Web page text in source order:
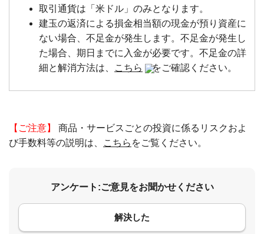
取引通貨は「米ドル」のみとなります。
建玉の返済による損金相当額の現金が預り資産に
ない場合、不足金が発生します。不足金が発生し
た場合、期日までに入金が必要です。不足金の詳
細と解消方法は、
こちら をご確認ください。
【ご注意】
商品・サービスごとの投資に係るリスクおよ
び手数料等の説明は、
こちら をご覧ください。
アンケート:ご意見をお聞かせください
解決した
コメント